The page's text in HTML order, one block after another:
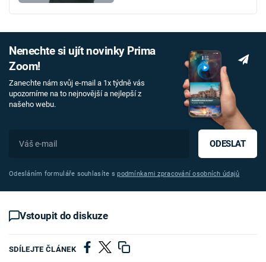
Nenechte si ujít novinky Prima
Zoom!
Zanechte nám svůj e-mail a 1x týdně vás
upozorníme na to nejnovější a nejlepší z
našeho webu.
ODESLAT
Odesláním formuláře souhlasíte spodmínkami zpracování osobních údajů
Vstoupit do diskuze
SDÍLEJTE ČLÁNEK